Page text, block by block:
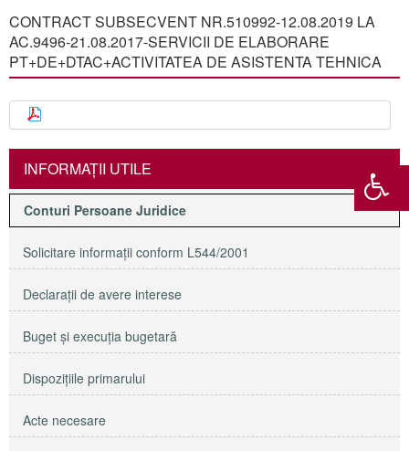
CONTRACT SUBSECVENT NR.510992-12.08.2019 LA
AC.9496-21.08.2017-SERVICII DE ELABORARE
PT+DE+DTAC+ACTIVITATEA DE ASISTENTA TEHNICA
INFORMAŢII UTILE
Conturi Persoane Juridice
Solicitare informaţii conform L544/2001
Declaraţii de avere interese
Buget şi execuţia bugetară
Dispoziţiile primarului
Acte necesare